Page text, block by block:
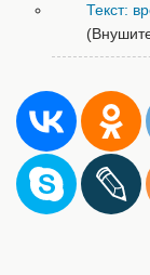
Текст: